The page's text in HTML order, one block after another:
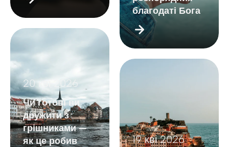
благодаті Бога
20 кві 2026
Чи готові ви
дружити з
грішниками —
як це робив
19 кві 2026